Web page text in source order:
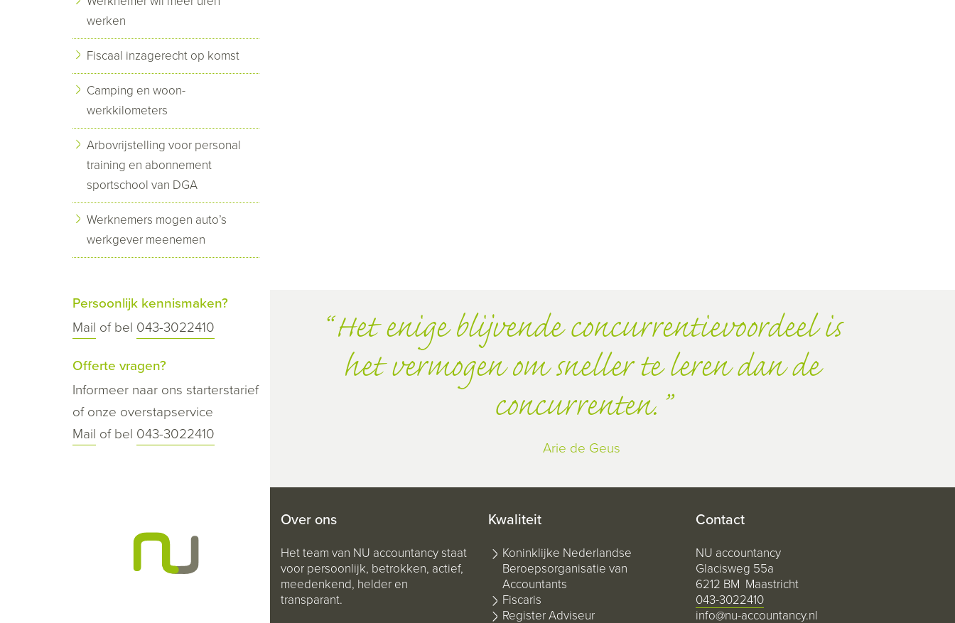
werken
Fiscaal inzagerecht op komst
Camping en woon-
werkkilometers
Arbovrijstelling voor personal
training en abonnement
sportschool van DGA
Werknemers mogen auto’s
werkgever meenemen
Persoonlijk kennismaken?
Mail of bel 043-3022410
Offerte vragen?
Informeer naar ons starterstarief
of onze overstapservice
Mail of bel 043-3022410
Het enige blijvende concurrentievoordeel is
het vermogen om sneller te leren dan de
concurrenten.
Arie de Geus
Over ons
Het team van NU accountancy staat
voor persoonlijk, betrokken, actief,
meedenkend, helder en
transparant.
Kwaliteit
Koninklijke Nederlandse
Beroepsorganisatie van
Accountants
Fiscaris
Register Adviseur
Contact
NU accountancy
Glacisweg 55a
6212 BM Maastricht
043-3022410
info@nu-accountancy.nl